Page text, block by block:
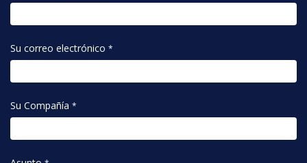
Su correo electrónico *
Su Compañía *